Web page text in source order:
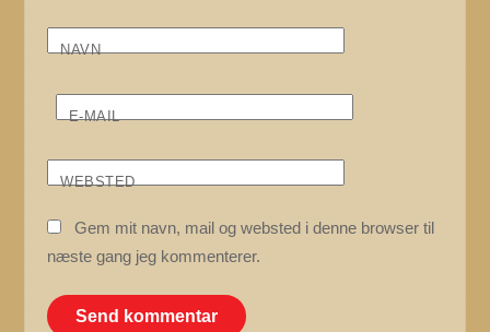
NAVN
E-MAIL
WEBSTED
Gem mit navn, mail og websted i denne browser til
næste gang jeg kommenterer.